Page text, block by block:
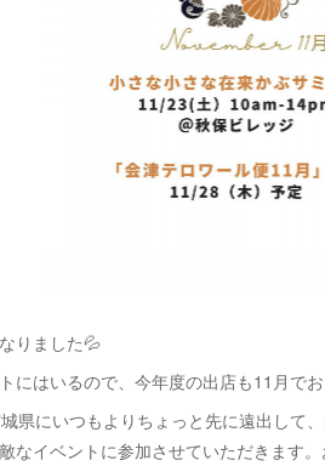
りました💦
にはいるので、今年度の出店も11月でお
県にいつもよりちょっと先に遠出して
なイベントに参加させていただきます